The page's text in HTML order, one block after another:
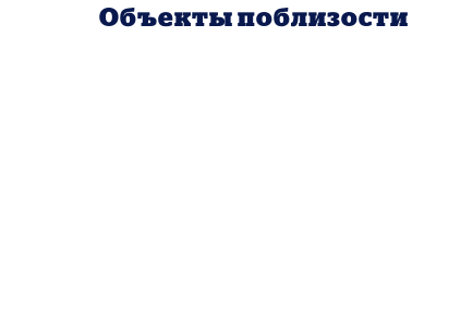
Объекты поблизости